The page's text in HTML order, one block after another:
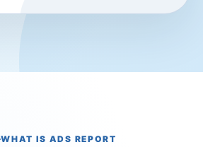
WHAT IS ADS REPORT